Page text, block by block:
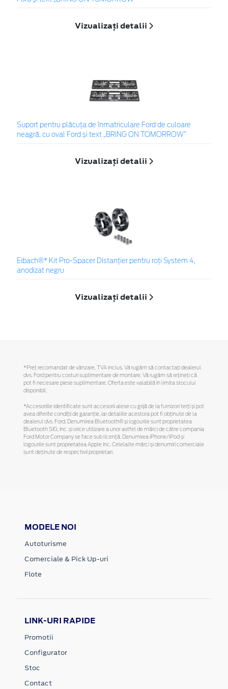
Vizualizați detalii
Suport pentru plăcuța de înmatriculare Ford de culoare
neagră, cu oval Ford și text „BRING ON TOMORROW”
Vizualizați detalii
Eibach®* Kit Pro-Spacer Distanțier pentru roți System 4,
anodizat negru
Vizualizați detalii
*Preţ recomandat de vânzare, TVA inclus. Vă rugăm să contactaţi dealerul
dvs. Ford pentru costuri suplimentare de montare. Vă rugăm să reţineţi că
pot fi necesare piese suplimentare. Oferta este valabilă în limita stocului
disponibil.
*Accesoriile identificate sunt accesorii alese cu grijă de la furnizori terți și pot
avea diferite condiții de garanție, iar detaliile acestora pot fi obținute de la
dealerul dvs. Ford. Denumirea Bluetooth® și logourile sunt proprietatea
Bluetooth SIG, Inc. și orice utilizare a unor astfel de mărci de către compania
Ford Motor Company se face sub licență. Denumirea iPhone/iPod și
logourile sunt proprietatea Apple Inc. Celelalte mărci și denumiri comerciale
sunt deținute de respectivii proprietari.
MODELE NOI
Autoturisme
Comerciale & Pick Up-uri
Flote
LINK-URI RAPIDE
Promotii
Configurator
Stoc
Contact